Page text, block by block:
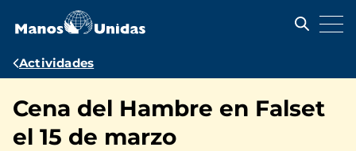
contenido
Ruta
navegación
Actividades
Cena del Hambre en Falset
el 15 de marzo